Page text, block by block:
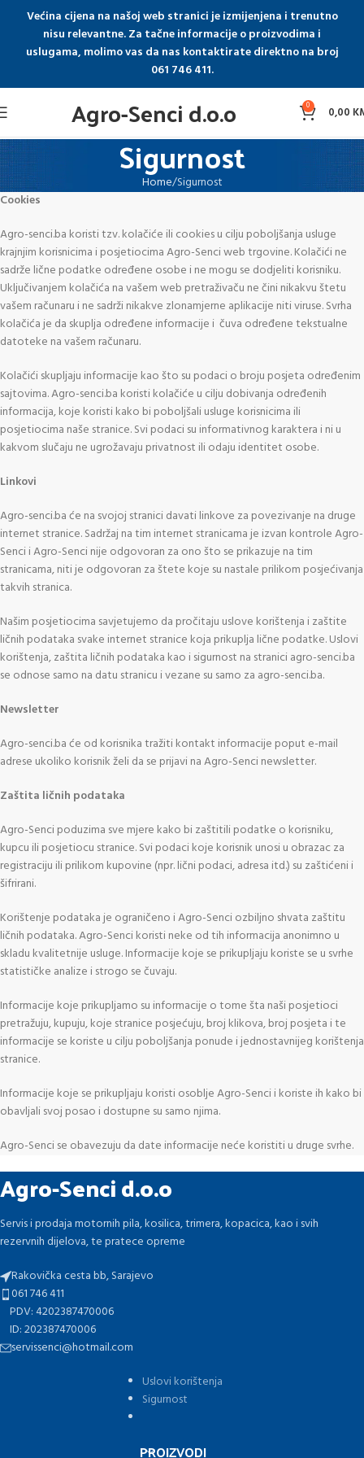
Većina cijena na našoj web stranici je izmijenjena i trenutno
nisu relevantne. Za tačne informacije o proizvodima i
uslugama, molimo vas da nas kontaktirate direktno na broj
061 746 411.
Agro-Senci d.o.o 0 0,00
Sigurnost
Home Sigurnost
Cookies
Agro-senci.ba koristi tzv. kolačiće ili cookies u cilju poboljšanja usluge
krajnjim korisnicima i posjetiocima Agro-Senci web trgovine. Kolačići ne
sadrže lične podatke određene osobe i ne mogu se dodjeliti korisniku.
Uključivanjem kolačića na vašem web pretraživaču ne čini nikakvu štetu
vašem računaru i ne sadrži nikakve zlonamjerne aplikacije niti viruse. Svrha
kolačića je da skuplja određene informacije i čuva određene tekstualne
datoteke na vašem računaru.
Kolačići skupljaju informacije kao što su podaci o broju posjeta određenim
sajtovima. Agro-senci.ba koristi kolačiće u cilju dobivanja određenih
informacija, koje koristi kako bi poboljšali usluge korisnicima ili
posjetiocima naše stranice. Svi podaci su informativnog karaktera i ni u
kakvom slučaju ne ugrožavaju privatnost ili odaju identitet osobe.
Linkovi
Agro-senci.ba će na svojoj stranici davati linkove za povezivanje na druge
internet stranice. Sadržaj na tim internet stranicama je izvan kontrole Agro-
Senci i Agro-Senci nije odgovoran za ono što se prikazuje na tim
stranicama, niti je odgovoran za štete koje su nastale prilikom posjećivanja
takvih stranica.
Našim posjetiocima savjetujemo da pročitaju uslove korištenja i zaštite
ličnih podataka svake internet stranice koja prikuplja lične podatke. Uslovi
korištenja, zaštita ličnih podataka kao i sigurnost na stranici agro-senci.ba
se odnose samo na datu stranicu i vezane su samo za agro-senci.ba.
Newsletter
Agro-senci.ba će od korisnika tražiti kontakt informacije poput e-mail
adrese ukoliko korisnik želi da se prijavi na Agro-Senci newsletter.
Zaštita ličnih podataka
Agro-Senci poduzima sve mjere kako bi zaštitili podatke o korisniku,
kupcu ili posjetiocu stranice. Svi podaci koje korisnik unosi u obrazac za
registraciju ili prilikom kupovine (npr. lični podaci, adresa itd.) su zaštićeni i
šifrirani.
Korištenje podataka je ograničeno i Agro-Senci ozbiljno shvata zaštitu
ličnih podataka. Agro-Senci koristi neke od tih informacija anonimno u
skladu kvalitetnije usluge. Informacije koje se prikupljaju koriste se u svrhe
statističke analize i strogo se čuvaju.
Informacije koje prikupljamo su informacije o tome šta naši posjetioci
pretražuju, kupuju, koje stranice posjećuju, broj klikova, broj posjeta i te
informacije se koriste u cilju poboljšanja ponude i jednostavnijeg korištenja
stranice.
Informacije koje se prikupljaju koristi osoblje Agro-Senci i koriste ih kako bi
obavljali svoj posao i dostupne su samo njima.
Agro-Senci se obavezuju da date informacije neće koristiti u druge svrhe.
Agro-Senci d.o.o
Servis i prodaja motornih pila, kosilica, trimera, kopacica, kao i svih
rezervnih dijelova, te pratece opreme
Rakovička cesta bb, Sarajevo
061 746 411
PDV: 4202387470006
ID: 202387470006
servissenci@hotmail.com
Uslovi korištenja
Sigurnost
PROIZVODI